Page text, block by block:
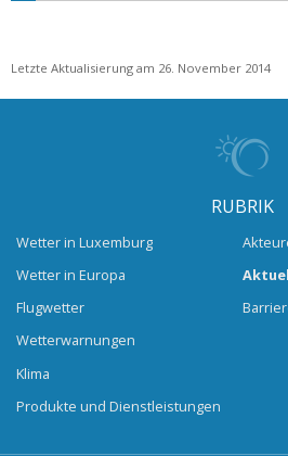
Letzte Aktualisierung am 26. November 2014
RUBRIK
Wetter in Luxemburg
Wetter in Europa
Flugwetter
Wetterwarnungen
Klima
Produkte und Dienstleistungen